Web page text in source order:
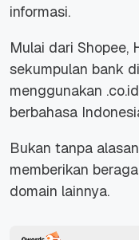
informasi.
Mulai dari Shopee,
sekumpulan bank
menggunakan
berbahasa
Bukan tanpa
memberikan
domain lainnya.